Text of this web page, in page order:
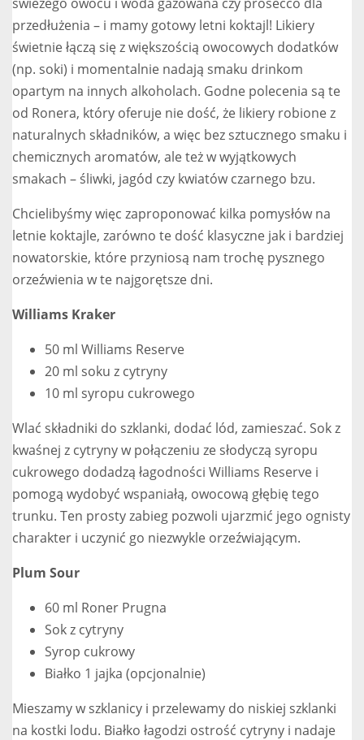
przedłużenia – i mamy gotowy letni koktajl! Likiery
świetnie łączą się z większością owocowych dodatków
(np. soki) i momentalnie nadają smaku drinkom
opartym na innych alkoholach. Godne polecenia są te
od Ronera, który oferuje nie dość, że likiery robione z
naturalnych składników, a więc bez sztucznego smaku i
chemicznych aromatów, ale też w wyjątkowych
smakach – śliwki, jagód czy kwiatów czarnego bzu.
Chcielibyśmy więc zaproponować kilka pomysłów na
letnie koktajle, zarówno te dość klasyczne jak i bardziej
nowatorskie, które przyniosą nam trochę pysznego
orzeźwienia w te najgorętsze dni.
Williams Kraker
50 ml Williams Reserve
20 ml soku z cytryny
10 ml syropu cukrowego
Wlać składniki do szklanki, dodać lód, zamieszać. Sok z
kwaśnej z cytryny w połączeniu ze słodyczą syropu
cukrowego dodadzą łagodności Williams Reserve i
pomogą wydobyć wspaniałą, owocową głębię tego
trunku. Ten prosty zabieg pozwoli ujarzmić jego ognisty
charakter i uczynić go niezwykle orzeźwiającym.
Plum Sour
60 ml Roner Prugna
Sok z cytryny
Syrop cukrowy
Białko 1 jajka (opcjonalnie)
Mieszamy w szklanicy i przelewamy do niskiej szklanki
na kostki lodu. Białko łagodzi ostrość cytryny i nadaje